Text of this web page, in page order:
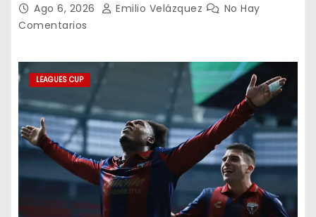
Ago 6, 2026 Emilio Velázquez
No Hay
Comentarios
LEAGUES CUP